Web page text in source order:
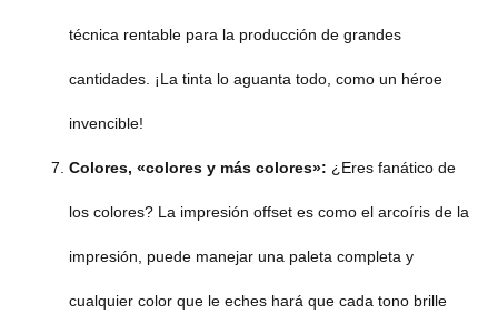
técnica rentable para la producción de grandes
cantidades. ¡La tinta lo aguanta todo, como un héroe
invencible!
Colores, «colores y más colores»: ¿Eres fanático de
los colores? La impresión offset es como el arcoíris de la
impresión, puede manejar una paleta completa y
cualquier color que le eches hará que cada tono brille